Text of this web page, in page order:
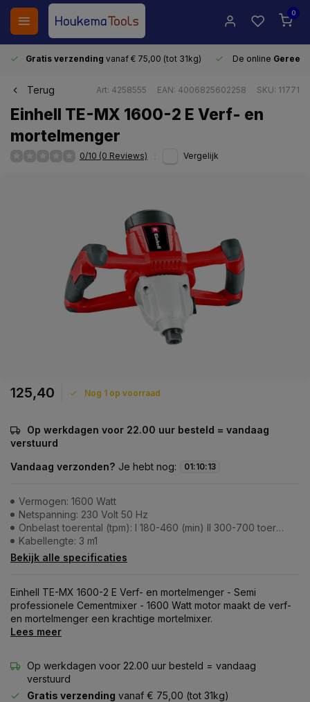
0
Gratis verzending vanaf € 75,00 (tot 31kg) De online
Terug Art: 4258555 EAN: 4006825602258 SKU: 11771
Einhell TE-MX 1600-2 E Verf- en
mortelmenger
0/10 (0 Reviews) Vergelijk
125,40 Nog 1 op voorraad
Op werkdagen voor 22.00 uur besteld = vandaag
verstuurd
Vandaag verzonden? Je hebt nog: 01:10:12
Vermogen: 1600 Watt
Netspanning: 230 Volt 50 Hz
Onbelast toerental (tpm): I 180-460 (min) II 300-700 toeren/min
Kabellengte: 3 m1
Bekijk alle specificaties
Einhell TE-MX 1600-2 E Verf- en mortelmenger - Semi
professionele Cementmixer - 1600 Watt motor maakt de verf-
en mortelmenger een krachtige mortelmixer.
Lees meer
Op werkdagen voor 22.00 uur besteld = vandaag
verstuurd
Gratis verzending vanaf € 75,00 (tot 31kg)